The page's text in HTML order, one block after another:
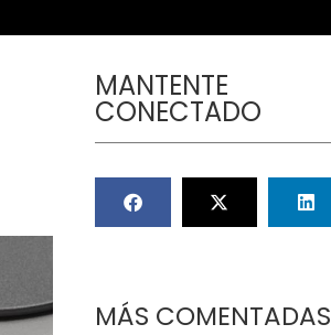
MANTENTE
CONECTADO
MÁS COMENTADAS